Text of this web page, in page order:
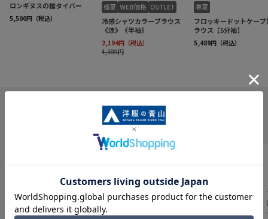
INFORMATION